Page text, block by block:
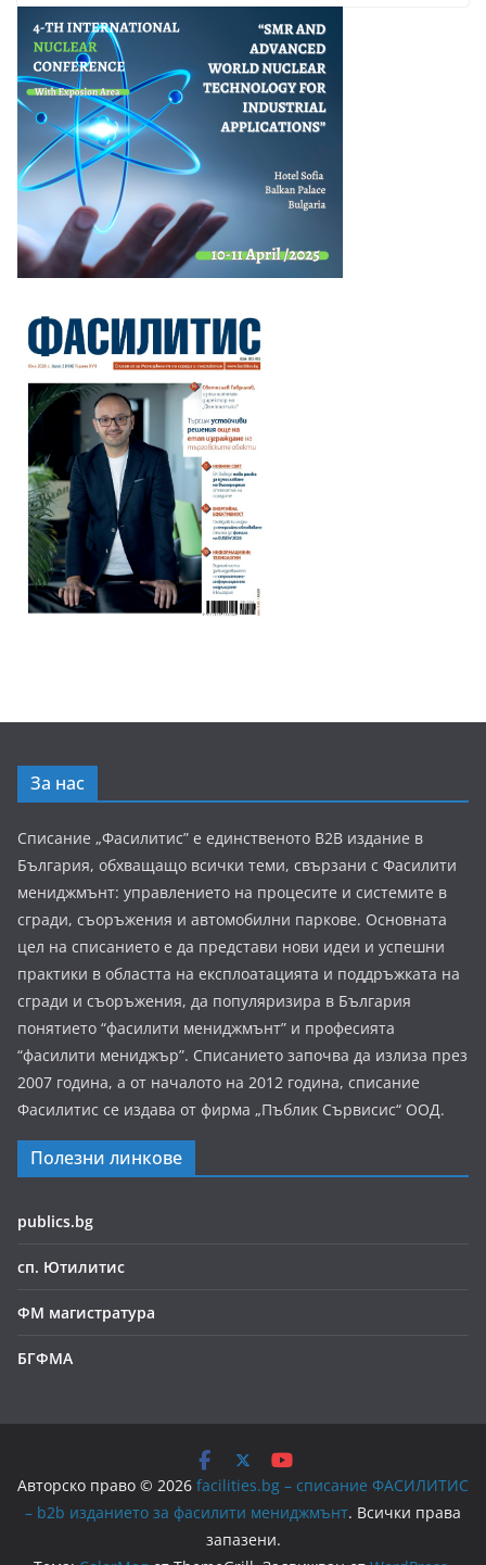
За нас
Списание „Фасилитис” е единственото B2B издание в
България, обхващащо всички теми, свързани с Фасилити
мениджмънт: управлението на процесите и системите в
сгради, съоръжения и автомобилни паркове. Основната
цел на списанието е да представи нови идеи и успешни
практики в областта на експлоатацията и поддръжката на
сгради и съоръжения, да популяризира в България
понятието “фасилити мениджмънт” и професията
“фасилити мениджър”. Списанието започва да излиза през
2007 година, а от началото на 2012 година, списание
Фасилитис се издава от фирма „Пъблик Сървисис“ ООД.
Полезни линкове
publics.bg
сп. Ютилитис
ФМ магистратура
БГФМА
Авторско право © 2026 facilities.bg – списание ФАСИЛИТИС
– b2b изданието за фасилити мениджмънт. Всички права
запазени.